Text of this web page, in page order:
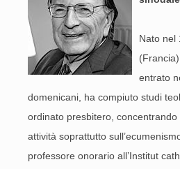
Nato nel
entrato
domenicani, ha compiuto studi
ordinato presbitero,
attività soprattutto
professore onorario all’Institut